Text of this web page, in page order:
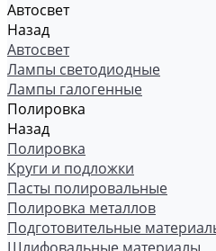
Автосвет
Назад
Автосвет
Лампы светодиодные
Лампы галогенные
Полировка
Назад
Полировка
Круги и подложки
Пасты полировальные
Полировка металлов
Подготовительные